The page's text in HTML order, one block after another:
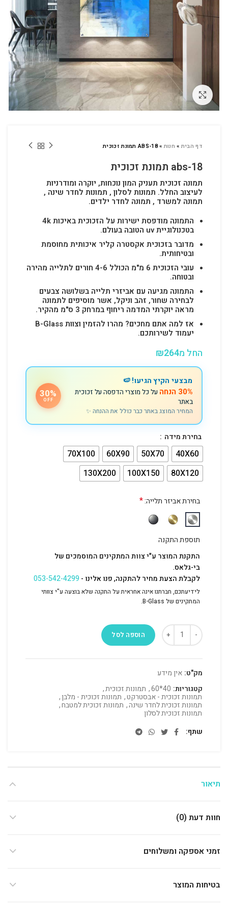
לחץ להגדלה
דף הבית» חנות»ABS-18 תמונת זכוכית
abs-18 תמונת זכוכית
תמונה זכוכית תעניק המון נוכחות, יוקרה ומודרניות
לעיצוב החלל. תמונות לסלון , תמונות לחדר שינה ,
תמונה למשרד , תמונה לחדר ילדים.
התמונה מודפסת ישירות על הזכוכית באיכות 4k
בטכנולוגיית uv הטובה בעולם.
מדובר בזכוכית אקסטרה קליר איכותית מחוסמת
ובטיחותית.
עובי הזכוכית 6 מ"מ הכולל 4-6 חורים לתלייה מהירה
ובטוחה.
התמונה מגיעה עם אביזרי תלייה בשלושה צבעים
לבחירה שחור, זהב וניקל, אשר מוסיפים לתמונה
מראה יוקרתי המדמה ריחוף במרחק 3 ס"מ מהקיר.
אז למה אתם מחכים? מהרו להזמין וצוות B-Glass
יעמוד לשירותכם.
החל מ ₪264
מבצעי הקיץ הגיעו! 🍉
30% הנחה
על כל מוצרי הדפסה על זכוכית
באתר
המחיר המוצג באתר כבר כולל את ההנחה ✨
30%
OFF
בחירת מידה
40X60
50X70
60X90
70X100
80X120
100X150
130X200
בחירת אביזר תלייה:*
תוספת התקנה
התקנת המוצר ע"י צוות המתקינים המוסמכים של
בי-גלאס.
לקבלת הצעת מחיר להתקנה, פנו אלינו -053-542-4299
לידיעתכם, חברתנו אינה אחראית על התקנה שלא בוצעה ע"י צוותי
המתקינים של B-Glass.
הוספה לסל
מק"ט: אין מידע
קטגוריות: 40*60
, תמונות זכוכית,
תמונות זכוכית - אבסטרקט, תמונות זכוכית - מלבן,
תמונות זכוכית לחדר שינה, תמונות זכוכית למטבח,
תמונות זכוכית לסלון
שתף
תיאור
חוות דעת (0)
זמני אספקה ומשלוחים
בטיחות המוצר